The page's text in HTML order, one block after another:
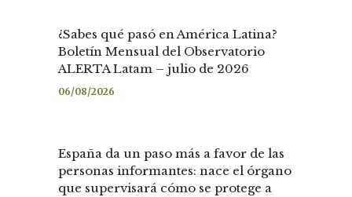
¿Sabes qué pasó en América Latina?
Boletín Mensual del Observatorio
ALERTA Latam – julio de 2026
06/08/2026
España da un paso más a favor de las
personas informantes: nace el órgano
que supervisará cómo se protege a